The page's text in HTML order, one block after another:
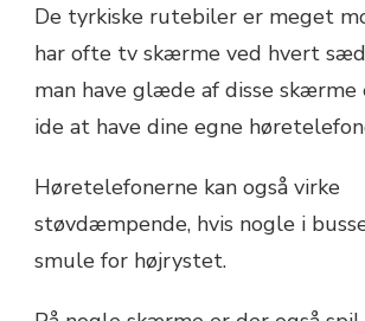
De tyrkiske rutebiler er meget
har ofte tv skærme ved hvert
man have glæde af disse
ide at have dine egne
Høretelefonerne kan også virke
støvdæmpende, hvis nogle i
smule for højrystet.